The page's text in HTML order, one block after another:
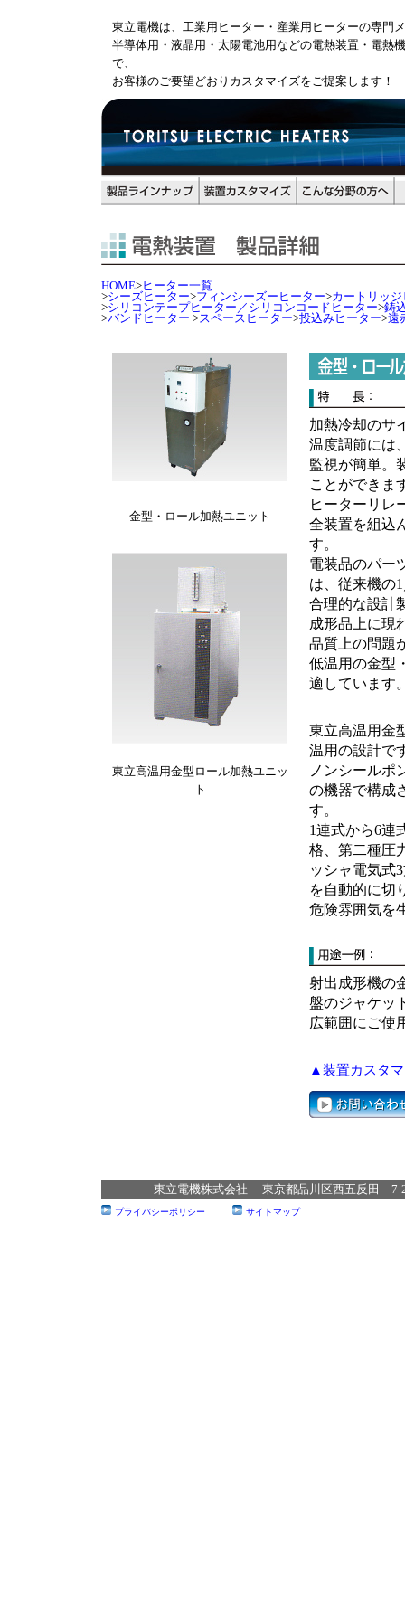
東立電機は、工業用ヒーター・産業用ヒーターの専門
半導体用・液晶用・太陽電池用などの電熱装置・電熱
で、
お客様のご要望どおりカスタマイズをご提案します！
HOME>ヒーター一覧
>シーズヒーター>フィンシーズーヒーター>カートリッ
>シリコンテープヒーター／シリコンコードヒーター>鋳
>バンドヒーター >スペースヒーター>投込みヒーター>遠
金型・ロール加熱ユニット
東立高温用金型ロール加熱ユニッ
ト
加熱冷却のサ
温度調節には
監視が簡単。
ことができま
ヒーターリレ
全装置を組込
す。
電装品のパー
は、従来機の
合理的な設計
成形品上に現
品質上の問題
低温用の金型
適しています
東立高温用金
温用の設計で
ノンシールポ
の機器で構成
す。
1連式から6連
格、第二種圧
ッシャ電気式
を自動的に切
危険雰囲気を
射出成形機の
盤のジャケッ
広範囲にご使
▲装置カスタ
東立電機株式会社 東京都品川区西五反田
プライバシーポリシー サイトマップ